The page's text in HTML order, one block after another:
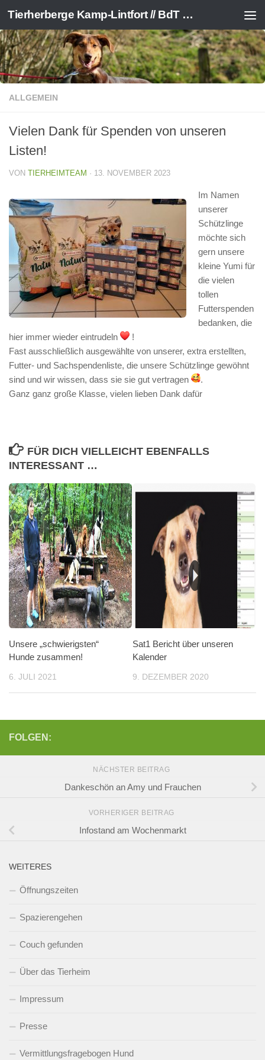
Zum Inhalt springen Tierherberge Kamp-Lintfort // BdT e.V.
ALLGEMEIN
Vielen Dank für Spenden von unseren
Listen!
VON TIERHEIMTEAM · 13. NOVEMBER 2023
Im Namen
unserer
Schützlinge
möchte sich
gern unsere
kleine Yumi für
die vielen
tollen
Futterspenden
bedanken, die
hier immer wieder eintrudeln
!
Fast ausschließlich ausgewählte von unserer, extra erstellten,
Futter- und Sachspendenliste, die unsere Schützlinge gewöhnt
sind und wir wissen, dass sie sie gut vertragen
.
Ganz ganz große Klasse, vielen lieben Dank dafür
FÜR DICH VIELLEICHT EBENFALLS
INTERESSANT …
Unsere „schwierigsten“
Hunde zusammen!
6. JULI 2021
Sat1 Bericht über unseren
Kalender
9. DEZEMBER 2020
FOLGEN:
NÄCHSTER BEITRAG
Dankeschön an Amy und Frauchen
VORHERIGER BEITRAG
Infostand am Wochenmarkt
WEITERES
Öffnungszeiten
Spazierengehen
Couch gefunden
Über das Tierheim
Impressum
Presse
Vermittlungsfragebogen Hund